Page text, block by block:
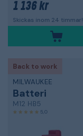
1 136 kr
Skickas inom 24 timmar!
Back to work
MILWAUKEE
Batteri
M12 HB5
5,0